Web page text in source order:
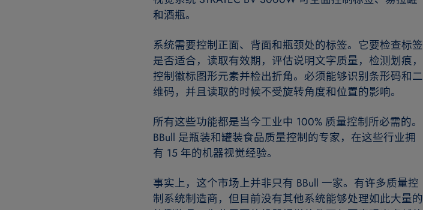
和酒瓶。
系统需要控制正面、背面和瓶颈处的标签。它要检查标签
是否适合，读取有效期，评估说明文字质量，检测划痕，
控制徽标图形元素并检出折角。必须能够识别条形码和二
维码，并且读取的时候不受旋转角度和位置的影响。
所有这些功能都是当今工业中 100% 质量控制所必需的。
BBull 是瓶装和罐装食品质量控制的专家，在这些行业拥
有 15 年的机器视觉经验。
事实上，这个市场上并非只有 BBull 一家。有许多质量控
制系统制造商，但目前没有其他系统能够处理如此大量的